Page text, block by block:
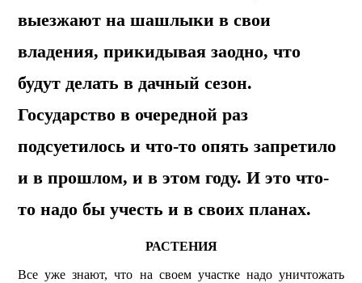
выезжают на шашлыки в свои
владения, прикидывая заодно, что
будут делать в дачный сезон.
Государство в очередной раз
подсуетилось и что-то опять запретило
и в прошлом, и в этом году. И это что-
то надо бы учесть и в своих планах.
РАСТЕНИЯ
Все уже знают, что на своем участке надо уничтожать